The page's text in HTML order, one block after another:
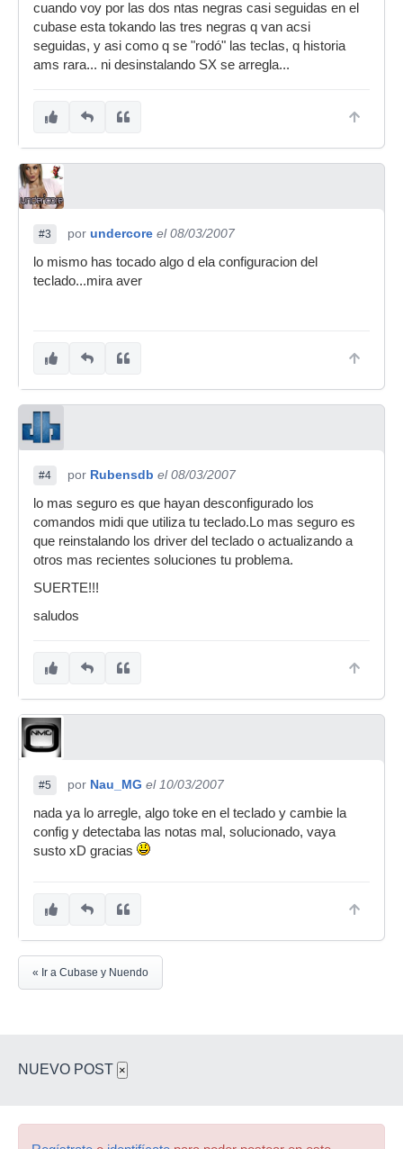
cuando voy por las dos ntas negras casi seguidas en el
cubase esta tokando las tres negras q van acsi
seguidas, y asi como q se "rodó" las teclas, q historia
ams rara... ni desinstalando SX se arregla...
#3 por undercore el 08/03/2007
lo mismo has tocado algo d ela configuracion del
teclado...mira aver
#4 por Rubensdb el 08/03/2007
lo mas seguro es que hayan desconfigurado los
comandos midi que utiliza tu teclado.Lo mas seguro es
que reinstalando los driver del teclado o actualizando a
otros mas recientes soluciones tu problema.
SUERTE!!!
saludos
#5 por Nau_MG el 10/03/2007
nada ya lo arregle, algo toke en el teclado y cambie la
config y detectaba las notas mal, solucionado, vaya
susto xD gracias
« Ir a Cubase y Nuendo
NUEVO POST ×